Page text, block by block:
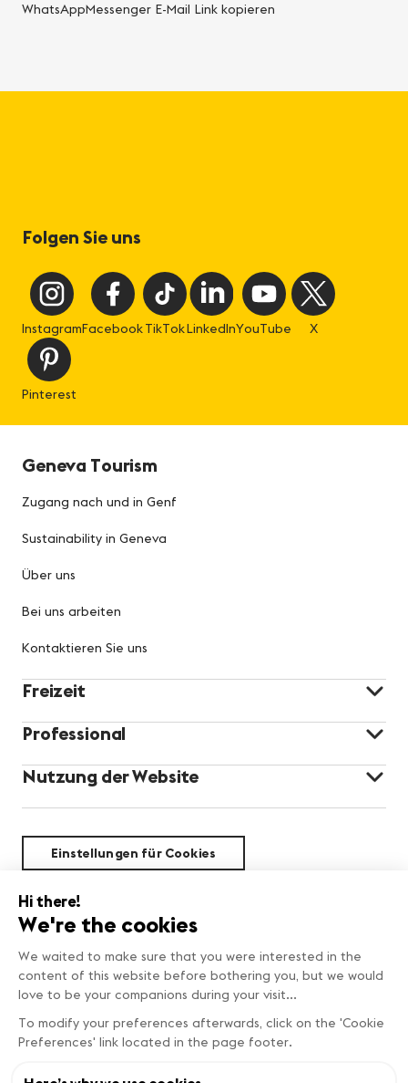
WhatsAppMessenger E-Mail Link kopieren
Folgen Sie uns
InstagramFacebookTikTokLinkedInYouTube X
Pinterest
Geneva Tourism
Zugang nach und in Genf
Sustainability in Geneva
Über uns
Bei uns arbeiten
Kontaktieren Sie uns
Freizeit
Professional
Nutzung der Website
Einstellungen für Cookies